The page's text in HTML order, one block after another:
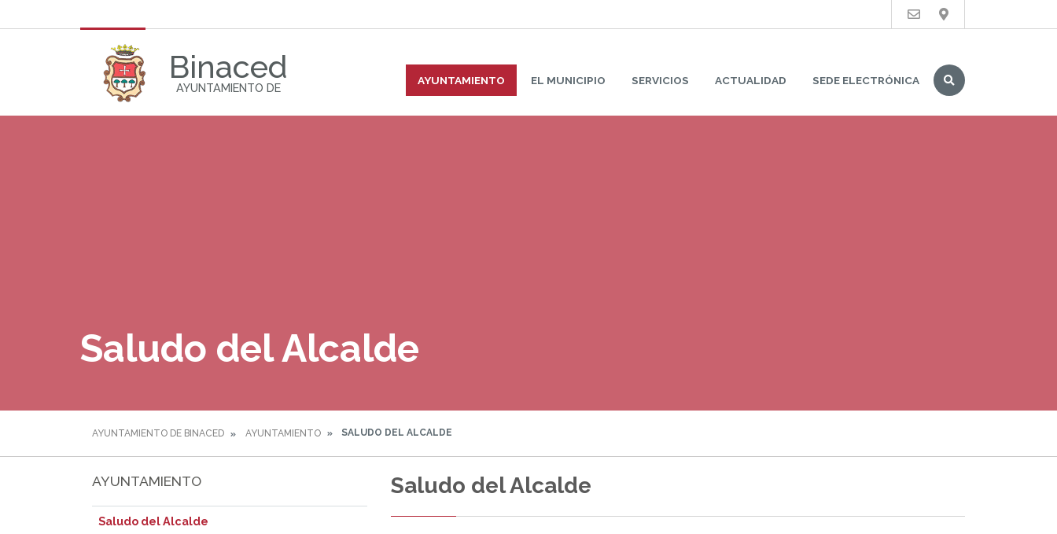
Binaced
AYUNTAMIENTO DE
AYUNTAMIENTO EL MUNICIPIO SERVICIOS ACTUALIDAD SEDE ELECTRÓNICA
Buscar
Saludo del Alcalde
AYUNTAMIENTO DE BINACED AYUNTAMIENTO SALUDO DEL ALCALDE
AYUNTAMIENTO
Saludo del Alcalde
Saludo del Alcalde